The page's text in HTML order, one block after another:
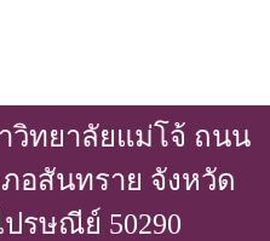
ทยาลัยแม่โจ้ ถนน
ภอสันทราย จังหวัด
รษณีย์ 50290